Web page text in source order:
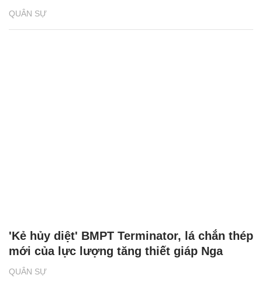
QUÂN SỰ
QUÂN SỰ
'Kẻ hủy diệt' BMPT Terminator, lá chắn thép
mới của lực lượng tăng thiết giáp Nga